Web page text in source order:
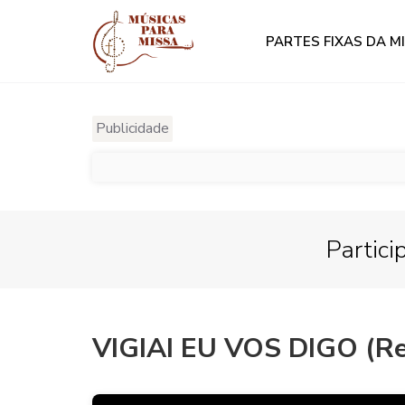
PARTES FIXAS DA
Publicidade
VIGIAI EU VOS DIGO